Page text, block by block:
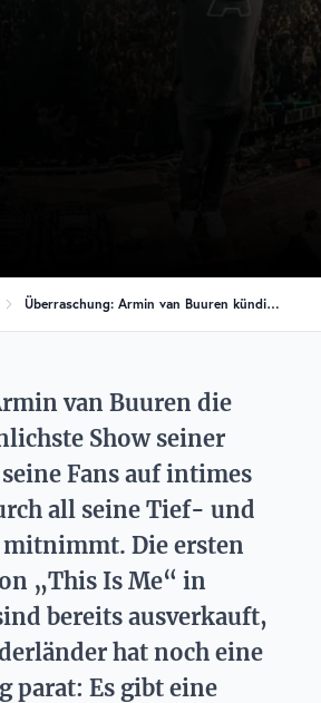
Überraschung: Armin van Buuren kündigt 4. „This Is Me“-Show an!
van Buuren die
Show seiner
Fans auf intimes
all seine Tief- und
Die ersten
„This Is Me“ in
bereits ausverkauft,
hat noch eine
parat: Es gibt eine